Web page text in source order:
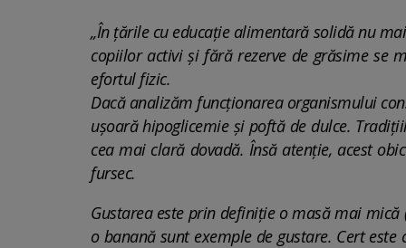
„În țările cu educație alimentară solidă nu
copiilor activi și fără rezerve de grăsime se
efortul fizic.
Dacă analizăm funcționarea organismului
ușoară hipoglicemie și poftă de dulce.
cea mai clară dovadă. Însă atenție, acest
fursec.
Gustarea este prin definiție o masă mai
o banană sunt exemple de gustare. Cert